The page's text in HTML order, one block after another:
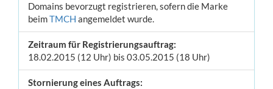
Domains bevorzugt registrieren, sofern die Marke
beimTMCH angemeldet wurde.
Zeitraum für Registrierungsauftrag:
18.02.2015 (12 Uhr) bis 03.05.2015 (18 Uhr)
Stornierung eines Auftrags: